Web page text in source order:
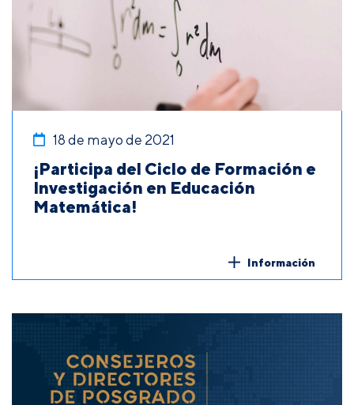
18 de mayo de 2021
¡Participa del Ciclo de Formación e
Investigación en Educación
Matemática!
Información